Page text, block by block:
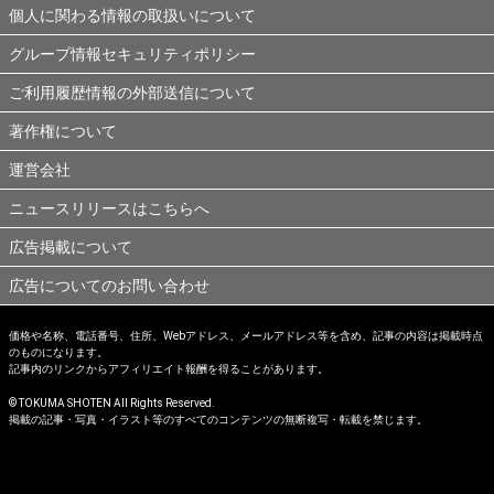
個人に関わる情報の取扱いについて
グループ情報セキュリティポリシー
ご利用履歴情報の外部送信について
著作権について
運営会社
ニュースリリースはこちらへ
広告掲載について
広告についてのお問い合わせ
価格や名称、電話番号、住所、Webアドレス、メールアドレス等を含め、記事の内容は掲載時点
のものになります。
記事内のリンクからアフィリエイト報酬を得ることがあります。
© TOKUMA SHOTEN All Rights Reserved.
掲載の記事・写真・イラスト等のすべてのコンテンツの無断複写・転載を禁じます。